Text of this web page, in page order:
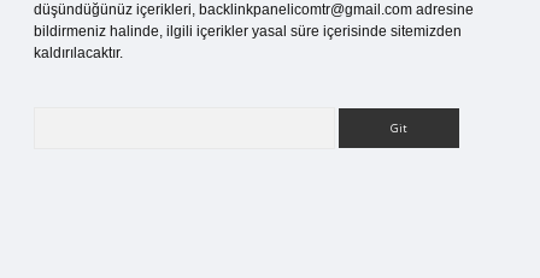
düşündüğünüz içerikleri, backlinkpanelicomtr@gmail.com adresine
bildirmeniz halinde, ilgili içerikler yasal süre içerisinde sitemizden
kaldırılacaktır.